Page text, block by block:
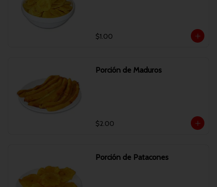
$1.00
Porción de Maduros
$2.00
Porción de Patacones